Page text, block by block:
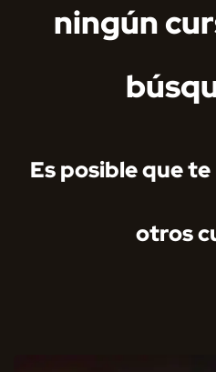
ningún
Es posible que
otros